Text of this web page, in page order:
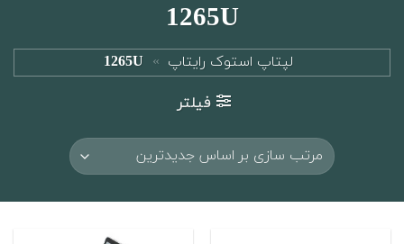
1265U
لپتاپ استوک رایتاپ »
1265U
فیلتر